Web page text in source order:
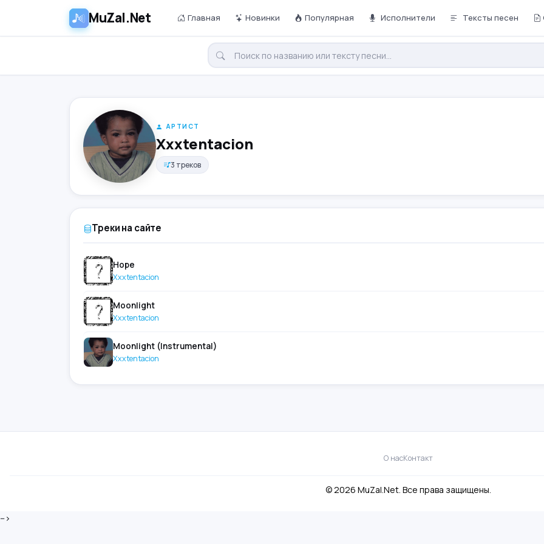
MuZal.Net Главная Новинки Популярная Исполнители Тексты песен
АРТИСТ
Xxxtentacion
3 треков
Треки на сайте
Hope
Xxxtentacion
Moonlight
Xxxtentacion
Moonlight (Instrumental)
Xxxtentacion
О насКонтакт
© 2026 MuZal.Net. Все права защищены.
-->